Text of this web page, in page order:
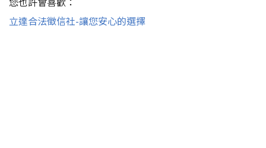
立達合法徵信社-讓您安心的選擇